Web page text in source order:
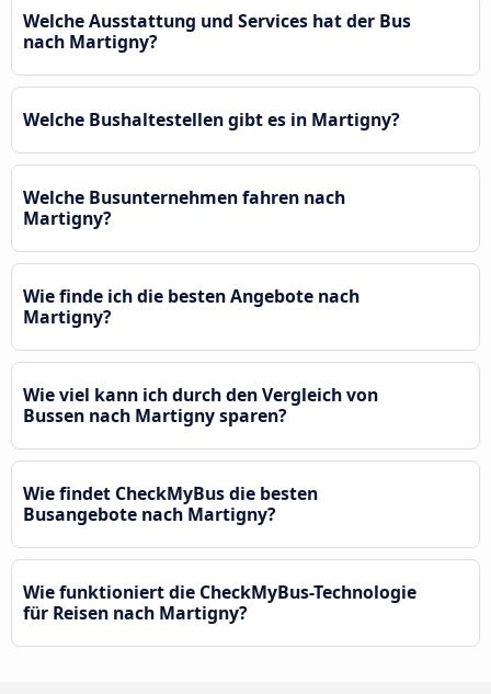
Welche Ausstattung und Services hat der Bus
nach Martigny?
Welche Bushaltestellen gibt es in Martigny?
Welche Busunternehmen fahren nach
Martigny?
Wie finde ich die besten Angebote nach
Martigny?
Wie viel kann ich durch den Vergleich von
Bussen nach Martigny sparen?
Wie findet CheckMyBus die besten
Busangebote nach Martigny?
Wie funktioniert die CheckMyBus-Technologie
für Reisen nach Martigny?